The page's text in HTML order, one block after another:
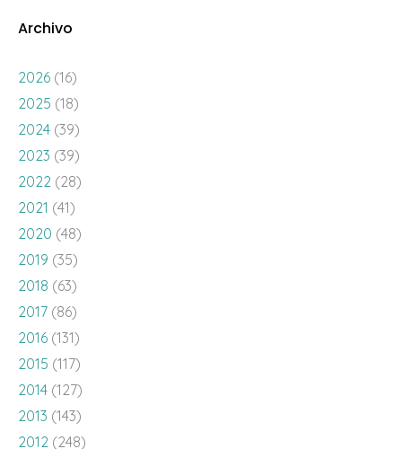
Archivo
2026 (16)
2025 (18)
2024 (39)
2023 (39)
2022 (28)
2021 (41)
2020 (48)
2019 (35)
2018 (63)
2017 (86)
2016 (131)
2015 (117)
2014 (127)
2013 (143)
2012 (248)